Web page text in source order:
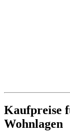
Kaufpreise
Wohnlagen